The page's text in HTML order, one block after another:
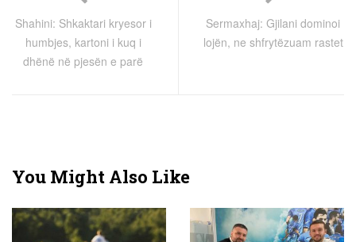
Shahini: Shkaktari kryesor i
humbjes, kartoni i kuq i
dhënë në pjesën e parë
Sermaxhaj: Gjilani dominoi
lojën, ne shfrytëzuam rastet
You Might Also Like